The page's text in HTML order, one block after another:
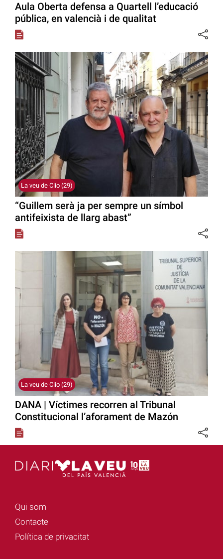
Aula Oberta defensa a Quartell l’educació
pública, en valencià i de qualitat
La veu de Clio (29)
“Guillem serà ja per sempre un símbol
antifeixista de llarg abast”
La veu de Clio (29)
DANA | Víctimes recorren al Tribunal
Constitucional l’aforament de Mazón
Qui som
Contacte
Política de privacitat